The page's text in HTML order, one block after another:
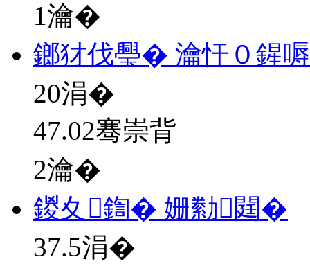
1瀹�
鎯犲伐璺� 瀹忓０鍟
20涓�
47.02骞崇背
2瀹�
鍐夊鍧� 姗勬閮�
37.5涓�